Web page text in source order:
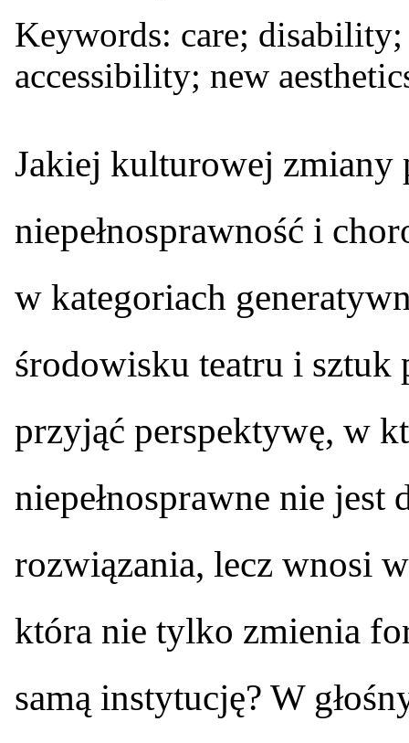
Keywords: care;
accessibility; new
Jakiej kulturowej zmiany
niepełnosprawność i
w kategoriach
środowisku teatru i
przyjąć perspektywę, w
niepełnosprawne nie jest
rozwiązania, lecz wnosi
która nie tylko zmienia
samą instytucję? W